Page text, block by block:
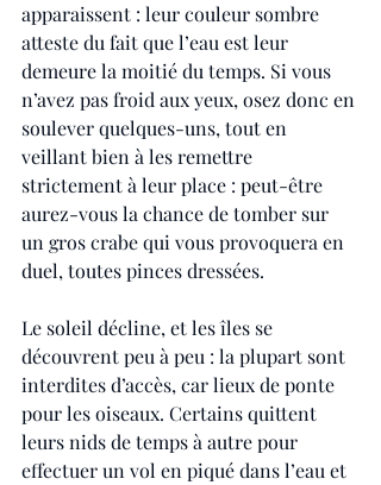
apparaissent : leur couleur sombre
atteste du fait que l’eau est leur
demeure la moitié du temps. Si vous
n’avez pas froid aux yeux, osez donc en
soulever quelques-uns, tout en
veillant bien à les remettre
strictement à leur place : peut-être
aurez-vous la chance de tomber sur
un gros crabe qui vous provoquera en
duel, toutes pinces dressées.
Le soleil décline, et les îles se
découvrent peu à peu : la plupart sont
interdites d’accès, car lieux de ponte
pour les oiseaux. Certains quittent
leurs nids de temps à autre pour
effectuer un vol en piqué dans l’eau et